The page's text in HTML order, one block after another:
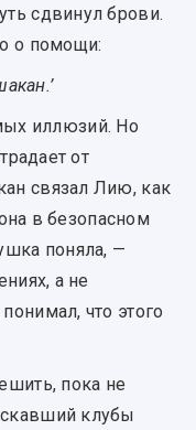
сдвинул брови.
о помощи:
иллюзий. Но
от
связал Лию, как
в безопасном
поняла, —
а не
что этого
пока не
клубы